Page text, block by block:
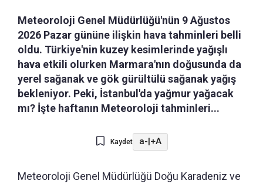
Meteoroloji Genel Müdürlüğü'nün 9 Ağustos
2026 Pazar gününe ilişkin hava tahminleri belli
oldu. Türkiye'nin kuzey kesimlerinde yağışlı
hava etkili olurken Marmara'nın doğusunda da
yerel sağanak ve gök gürültülü sağanak yağış
bekleniyor. Peki, İstanbul'da yağmur yağacak
mı? İşte haftanın Meteoroloji tahminleri...
Kaydet a-|+A
Meteoroloji Genel Müdürlüğü Doğu Karadeniz ve